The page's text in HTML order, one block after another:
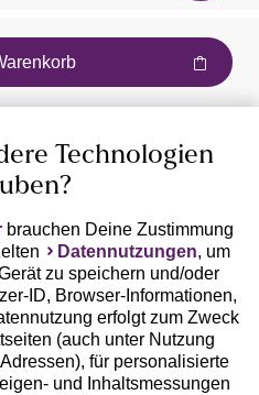
Technologien
brauchen Deine Zustimmung
Datennutzungen, um
zu speichern und/oder
ID, Browser-Informationen,
erfolgt zum Zweck
(auch unter Nutzung
für personalisierte
und Inhaltsmessungen